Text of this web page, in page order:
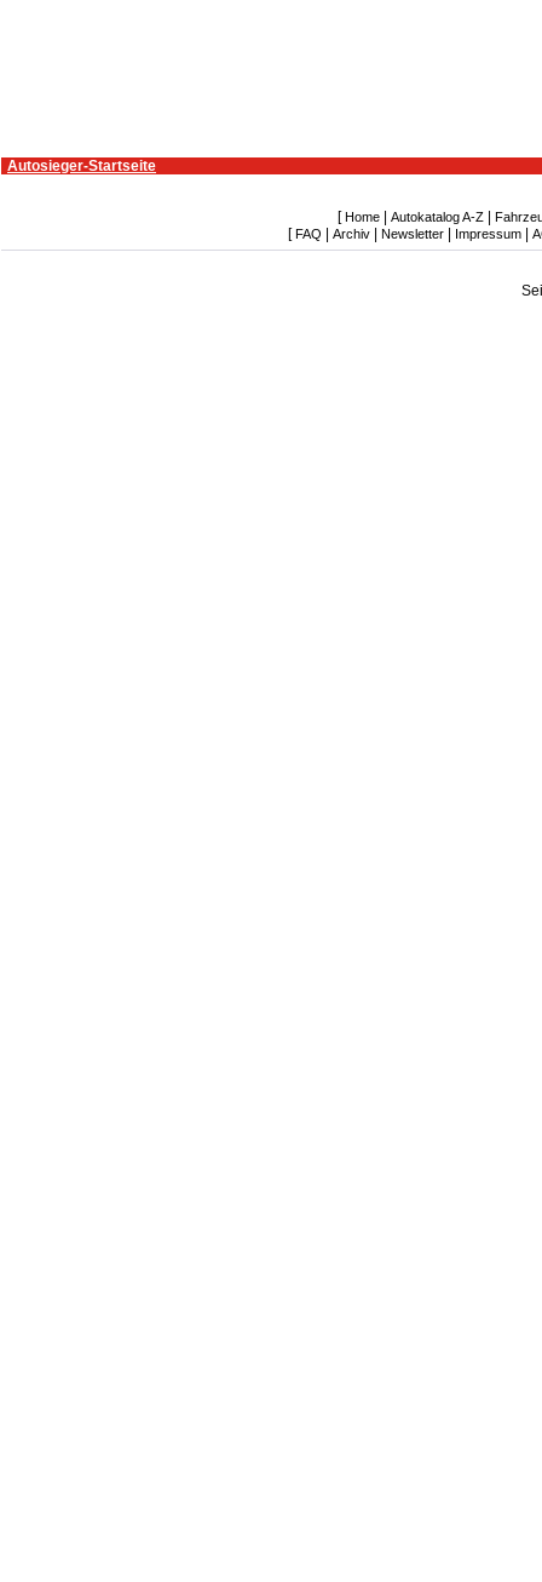
Autosieger-Startseite
[ Home| Autokatalog A-Z|
[ FAQ Archiv Newsletter Impressum